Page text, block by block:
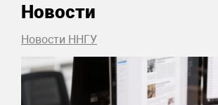
Новости
Новости ННГУ